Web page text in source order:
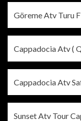
Göreme Atv Turu
Cappadocia Atv (
Cappadocia Atv
Sunset Atv Tour